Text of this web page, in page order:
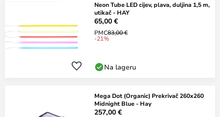
Neon Tube LED cijev, plava, duljina 1,5 m,
utikač - HAY
65,00 €
PMC83,00 €
-21%
Na lageru
Mega Dot (Organic) Prekrivač 260x260
Midnight Blue - Hay
257,00 €